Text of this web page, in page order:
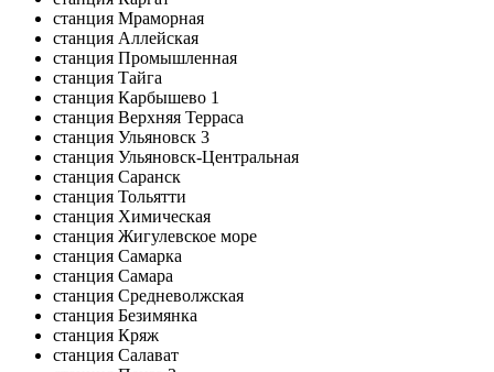
станция Мраморная
станция Аллейская
станция Промышленная
станция Тайга
станция Карбышево 1
станция Верхняя Терраса
станция Ульяновск 3
станция Ульяновск-Центральная
станция Саранск
станция Тольятти
станция Химическая
станция Жигулевское море
станция Самарка
станция Самара
станция Средневолжская
станция Безимянка
станция Кряж
станция Салават